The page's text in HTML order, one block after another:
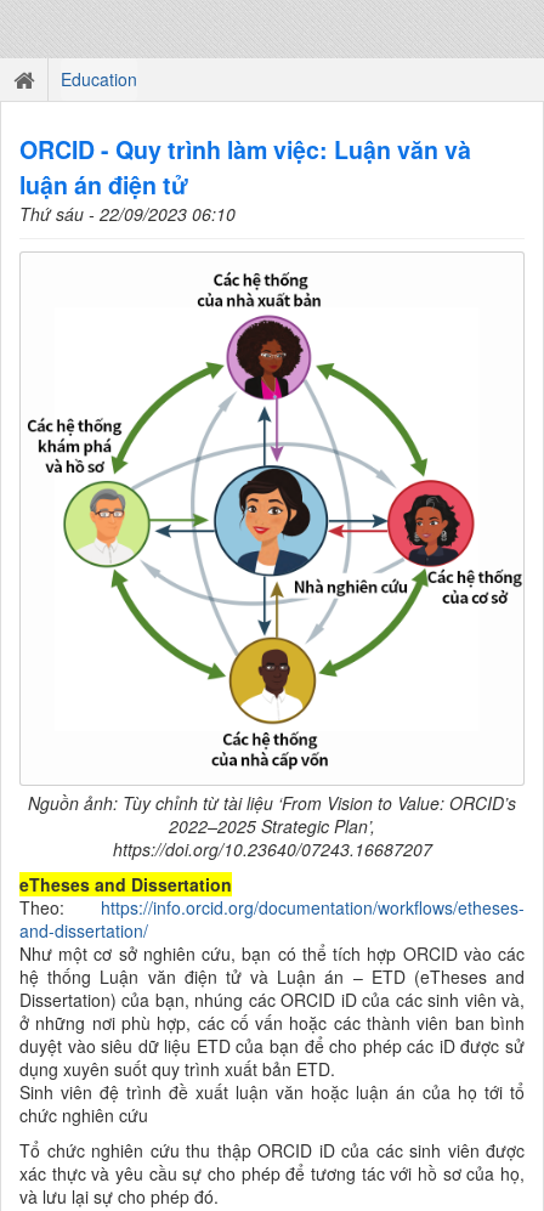
Education
ORCID - Quy trình làm việc: Luận văn và
luận án điện tử
Thứ sáu - 22/09/2023 06:10
Nguồn ảnh: Tùy chỉnh từ tài liệu ‘From Vision to Value: ORCID’s
2022–2025 Strategic Plan’,
https://doi.org/10.23640/07243.16687207
eTheses and Dissertation
Theo: https://info.orcid.org/documentation/workflows/etheses-
and-dissertation/
Như một cơ sở nghiên cứu, bạn có thể tích hợp ORCID vào các
hệ thống Luận văn điện tử và Luận án – ETD (eTheses and
Dissertation) của bạn, nhúng các ORCID iD của các sinh viên và,
ở những nơi phù hợp, các cố vấn hoặc các thành viên ban bình
duyệt vào siêu dữ liệu ETD của bạn để cho phép các iD được sử
dụng xuyên suốt quy trình xuất bản ETD.
Sinh viên đệ trình đề xuất luận văn hoặc luận án của họ tới tổ
chức nghiên cứu
Tổ chức nghiên cứu thu thập ORCID iD của các sinh viên được
xác thực và yêu cầu sự cho phép để tương tác với hồ sơ của họ,
và lưu lại sự cho phép đó.